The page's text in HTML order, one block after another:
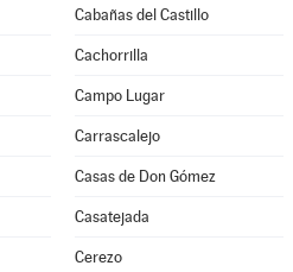
Cabañas del Castillo
Cachorrilla
Campo Lugar
Carrascalejo
Casas de Don Gómez
Casatejada
Cerezo